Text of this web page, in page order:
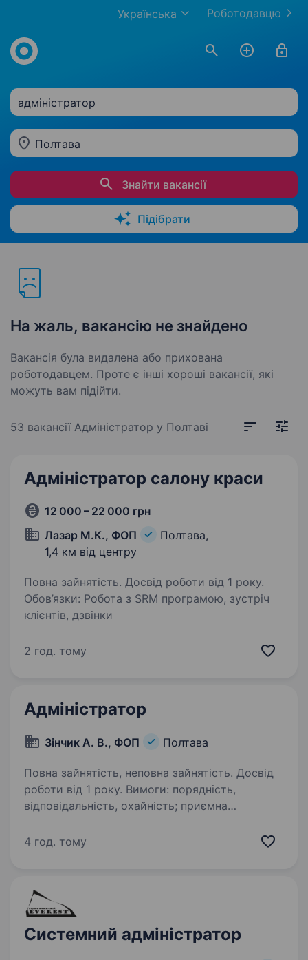
Роботодавцю
Українська
адміністратор
Полтава
Знайти вакансії
Підібрати
На жаль, вакансію не знайдено
Вакансія була видалена або прихована
роботодавцем. Проте є інші хороші вакансії, які
можуть вам підійти.
53 вакансії Адміністратор у Полтаві
Адміністратор салону краси
12 000 – 22 000 грн
Лазар М.К., ФОП
Полтава,
1,4 км від центру
Повна зайнятість. Досвід роботи від 1 року.
Обов’язки: Робота з SRM програмою, зустріч
клієнтів, дзвінки
2 год. тому
Адміністратор
Зінчик А. В., ФОП Полтава
Повна зайнятість, неповна зайнятість. Досвід
роботи від 1 року. Вимоги: порядність,
відповідальність, охайність; приємна
досвід роботи адміністратором, у сфері
4 год. тому
Системний адміністратор